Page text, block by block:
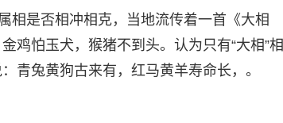
相是否相冲相克，当地流传着一首《大相
鸡怕玉犬，猴猪不到头。认为只有“大相”相
青兔黄狗古来有，红马黄羊寿命长，。